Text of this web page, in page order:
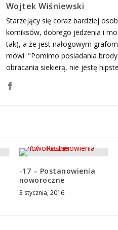
Wojtek Wiśniewski
Starzejący się coraz bardziej
komiksów, dobrego jedzenia i
tak), a że jest nałogowym
mówi: "Pomimo posiadania
obracania siekierą, nie jestę
-17 – Postanowienia
noworoczne
3 stycznia, 2016